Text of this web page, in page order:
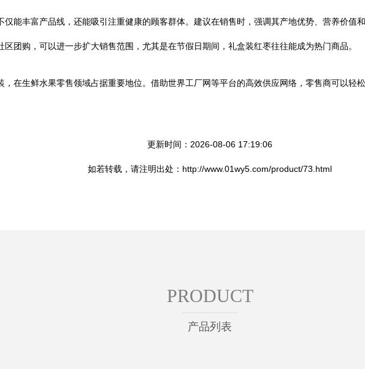
仅能丰富产品线，还能吸引注重健康的顾客群体。建议在销售时，强调其产地优势、营养价值
团购，可以进一步扩大销售范围，尤其是在节假日期间，礼盒装红枣往往能成为热门商品。
在生鲜水果零售领域占据重要地位。借助世界工厂网等平台的高效供应网络，零售商可以轻
更新时间：2026-08-06 17:19:06
如若转载，请注明出处：http://www.01wy5.com/product/73.html
PRODUCT
产品列表